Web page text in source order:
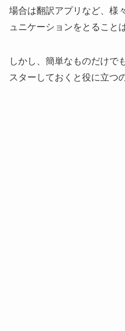
場合は翻訳アプリなど、様
ュニケーションをとること
しかし、簡単なものだけで
スターしておくと役に立つ